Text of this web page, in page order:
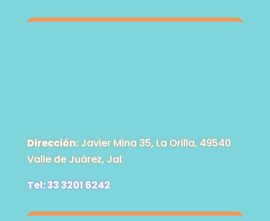
Dirección:Javier Mina 35, La Orilla, 49540
Valle de Juárez, Jal.
Tel: 33 3201 6242